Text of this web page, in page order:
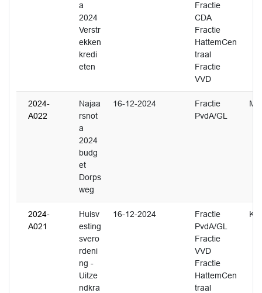
a
2024
Verstr
ekken
kredi
eten
Fractie
CDA
Fractie
HattemCen
traal
Fractie
VVD
2024-
A022
Najaa
rsnot
a
2024
budg
et
Dorps
weg
16-12-2024
Fractie
PvdA/GL
M.
2024-
A021
Huisv
esting
svero
rdeni
ng -
Uitze
ndkra
16-12-2024
Fractie
PvdA/GL
Fractie
VVD
Fractie
HattemCen
traal
K.